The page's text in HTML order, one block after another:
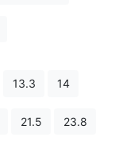
13.3 14
21.5 23.8